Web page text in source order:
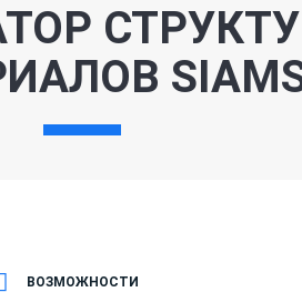
ВОЗМОЖНОСТИ